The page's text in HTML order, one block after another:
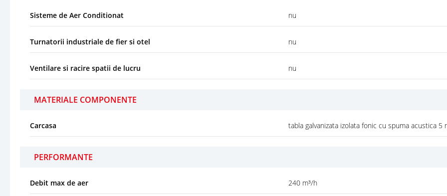
Sisteme de Aer Conditionat nu
Turnatorii industriale de fier si otel nu
Ventilare si racire spatii de lucru nu
MATERIALE COMPONENTE
Carcasa tabla galvanizata izolata fonic cu spuma acustica 5
PERFORMANTE
Debit max de aer 240 m³/h